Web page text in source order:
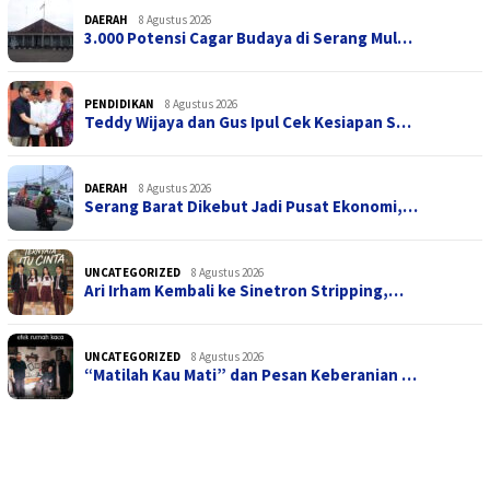
DAERAH 8 Agustus 2026
3.000 Potensi Cagar Budaya di Serang Mul…
PENDIDIKAN 8 Agustus 2026
Teddy Wijaya dan Gus Ipul Cek Kesiapan S…
DAERAH 8 Agustus 2026
Serang Barat Dikebut Jadi Pusat Ekonomi,…
UNCATEGORIZED 8 Agustus 2026
Ari Irham Kembali ke Sinetron Stripping,…
UNCATEGORIZED 8 Agustus 2026
“Matilah Kau Mati” dan Pesan Keberanian …